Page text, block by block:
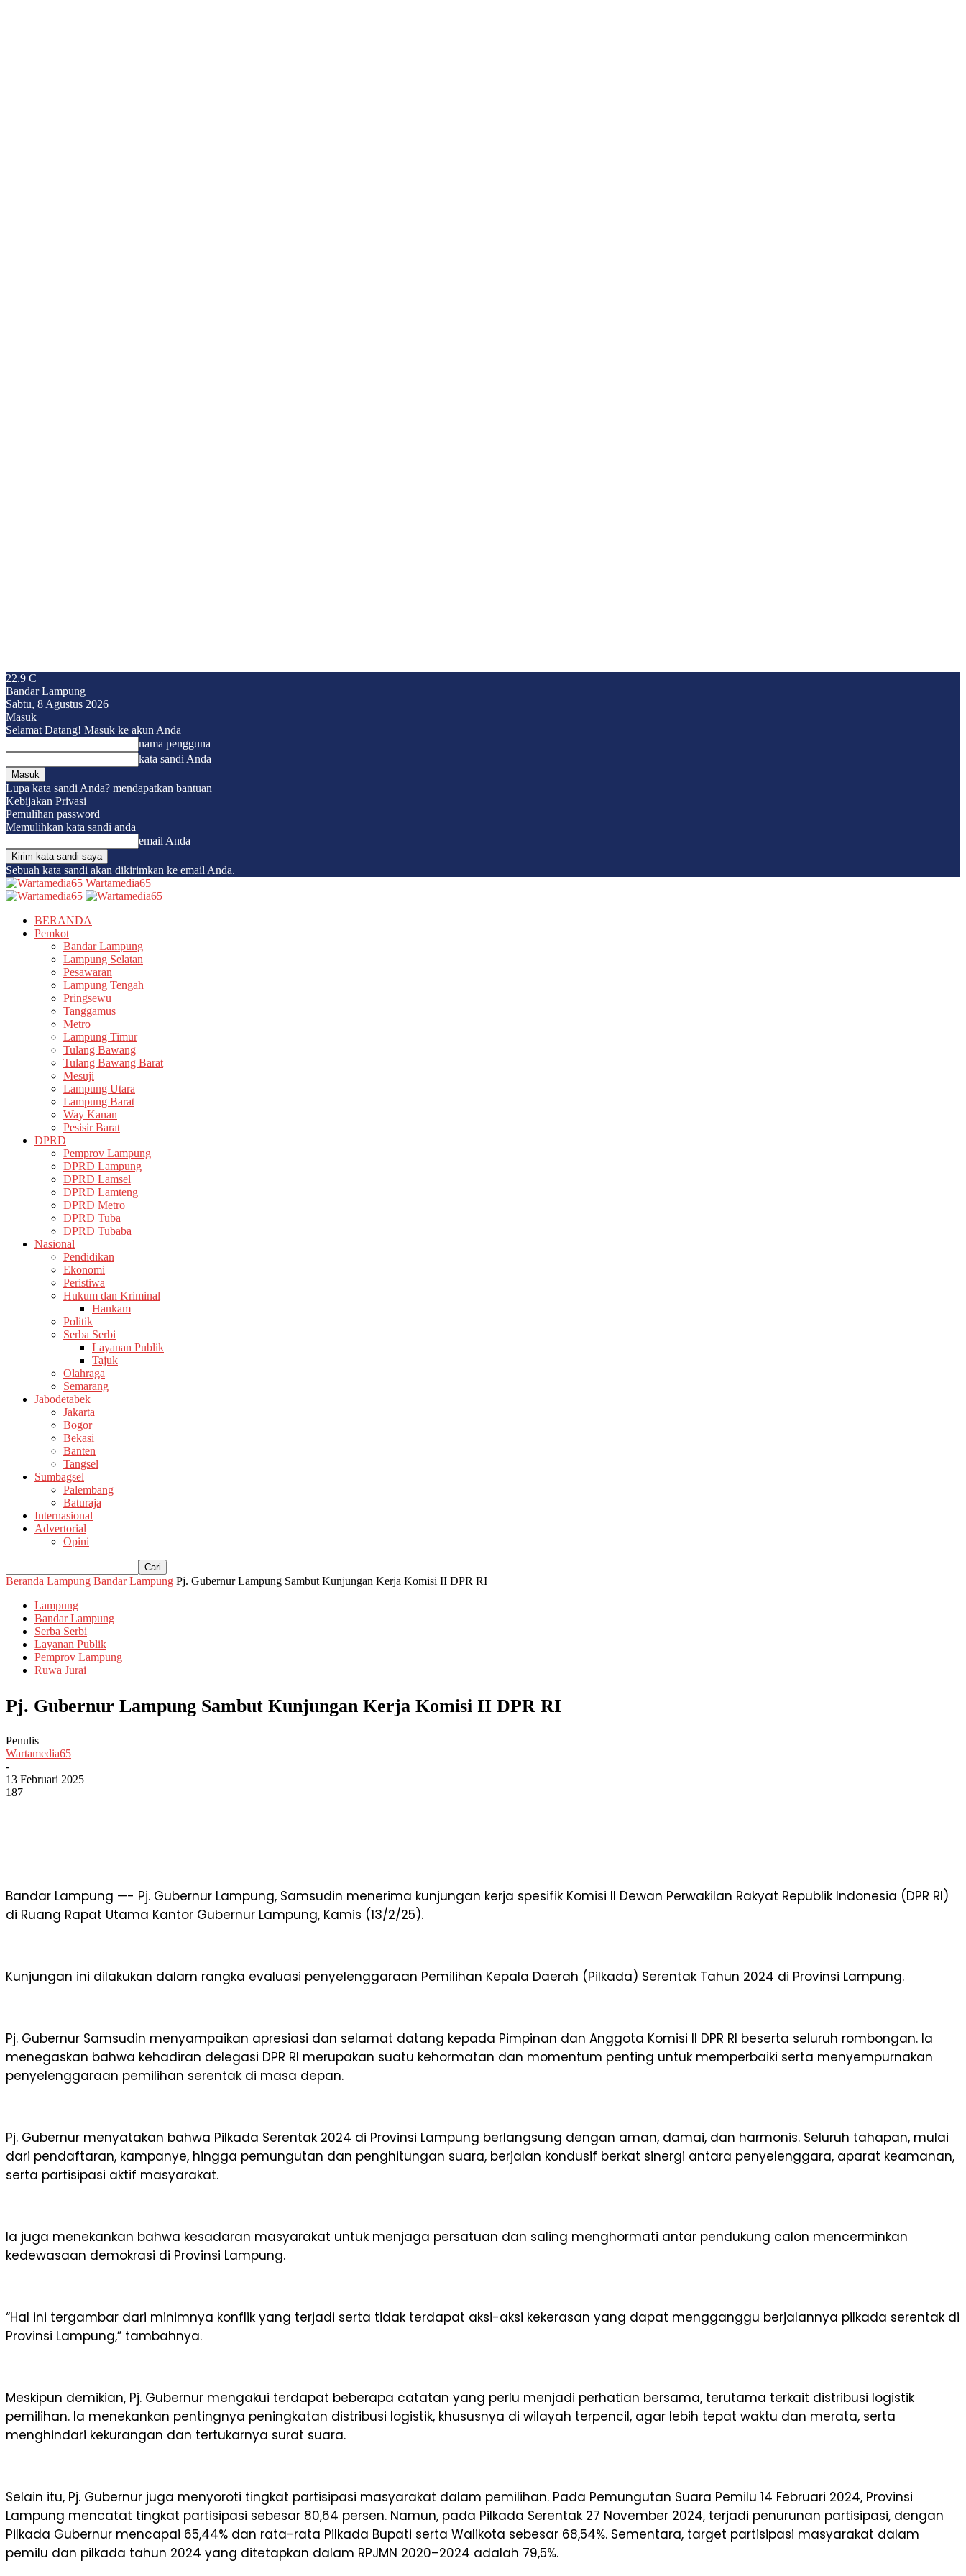
22.9 C
Bandar Lampung
Sabtu, 8 Agustus 2026
Masuk
Selamat Datang! Masuk ke akun Anda
nama pengguna
kata sandi Anda
Lupa kata sandi Anda? mendapatkan bantuan
Kebijakan Privasi
Pemulihan password
Memulihkan kata sandi anda
email Anda
Sebuah kata sandi akan dikirimkan ke email Anda.
Wartamedia65
BERANDA
Pemkot
Bandar Lampung
Lampung Selatan
Pesawaran
Lampung Tengah
Pringsewu
Tanggamus
Metro
Lampung Timur
Tulang Bawang
Tulang Bawang Barat
Mesuji
Lampung Utara
Lampung Barat
Way Kanan
Pesisir Barat
DPRD
Pemprov Lampung
DPRD Lampung
DPRD Lamsel
DPRD Lamteng
DPRD Metro
DPRD Tuba
DPRD Tubaba
Nasional
Pendidikan
Ekonomi
Peristiwa
Hukum dan Kriminal
Hankam
Politik
Serba Serbi
Layanan Publik
Tajuk
Olahraga
Semarang
Jabodetabek
Jakarta
Bogor
Bekasi
Banten
Tangsel
Sumbagsel
Palembang
Baturaja
Internasional
Advertorial
Opini
Beranda Lampung Bandar Lampung Pj. Gubernur Lampung Sambut Kunjungan Kerja Komisi II DPR RI
Lampung
Bandar Lampung
Serba Serbi
Layanan Publik
Pemprov Lampung
Ruwa Jurai
Pj. Gubernur Lampung Sambut Kunjungan Kerja Komisi II DPR RI
Penulis
Wartamedia65
-
13 Februari 2025
187
Bandar Lampung —- Pj. Gubernur Lampung, Samsudin menerima kunjungan kerja spesifik Komisi II Dewan Perwakilan Rakyat Republik Indonesia (DPR RI)
di Ruang Rapat Utama Kantor Gubernur Lampung, Kamis (13/2/25).
Kunjungan ini dilakukan dalam rangka evaluasi penyelenggaraan Pemilihan Kepala Daerah (Pilkada) Serentak Tahun 2024 di Provinsi Lampung.
Pj. Gubernur Samsudin menyampaikan apresiasi dan selamat datang kepada Pimpinan dan Anggota Komisi II DPR RI beserta seluruh rombongan. Ia
menegaskan bahwa kehadiran delegasi DPR RI merupakan suatu kehormatan dan momentum penting untuk memperbaiki serta menyempurnakan
penyelenggaraan pemilihan serentak di masa depan.
Pj. Gubernur menyatakan bahwa Pilkada Serentak 2024 di Provinsi Lampung berlangsung dengan aman, damai, dan harmonis. Seluruh tahapan, mulai
dari pendaftaran, kampanye, hingga pemungutan dan penghitungan suara, berjalan kondusif berkat sinergi antara penyelenggara, aparat keamanan,
serta partisipasi aktif masyarakat.
Ia juga menekankan bahwa kesadaran masyarakat untuk menjaga persatuan dan saling menghormati antar pendukung calon mencerminkan
kedewasaan demokrasi di Provinsi Lampung.
“Hal ini tergambar dari minimnya konflik yang terjadi serta tidak terdapat aksi-aksi kekerasan yang dapat mengganggu berjalannya pilkada serentak di
Provinsi Lampung,” tambahnya.
Meskipun demikian, Pj. Gubernur mengakui terdapat beberapa catatan yang perlu menjadi perhatian bersama, terutama terkait distribusi logistik
pemilihan. Ia menekankan pentingnya peningkatan distribusi logistik, khususnya di wilayah terpencil, agar lebih tepat waktu dan merata, serta
menghindari kekurangan dan tertukarnya surat suara.
Selain itu, Pj. Gubernur juga menyoroti tingkat partisipasi masyarakat dalam pemilihan. Pada Pemungutan Suara Pemilu 14 Februari 2024, Provinsi
Lampung mencatat tingkat partisipasi sebesar 80,64 persen. Namun, pada Pilkada Serentak 27 November 2024, terjadi penurunan partisipasi, dengan
Pilkada Gubernur mencapai 65,44% dan rata-rata Pilkada Bupati serta Walikota sebesar 68,54%. Sementara, target partisipasi masyarakat dalam
pemilu dan pilkada tahun 2024 yang ditetapkan dalam RPJMN 2020–2024 adalah 79,5%.